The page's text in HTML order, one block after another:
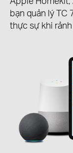
bạn quản lý TC
thực sự khi rảnh